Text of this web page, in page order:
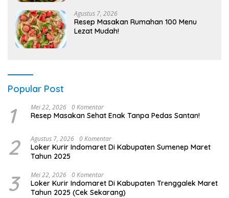
Agustus 7, 2026
Resep Masakan Rumahan 100 Menu
Lezat Mudah!
Popular Post
1 Mei 22, 2026 0 Komentar
Resep Masakan Sehat Enak Tanpa Pedas Santan!
2 Agustus 7, 2026 0 Komentar
Loker Kurir Indomaret Di Kabupaten Sumenep Maret
Tahun 2025
3 Mei 22, 2026 0 Komentar
Loker Kurir Indomaret Di Kabupaten Trenggalek Maret
Tahun 2025 (Cek Sekarang)